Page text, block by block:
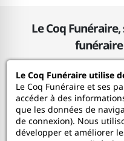
Le Coq
Le Coq Funéraire
Nos services
Le Coq Funéraire utilise
Le Coq Funéraire et ses
accéder à des
que les données de
de connexion). Nous
développer et améliorer